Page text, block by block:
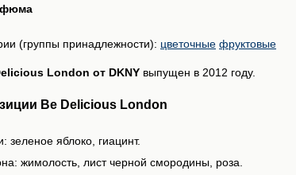
(группы принадлежности): цветочные фруктовые
London от DKNY выпущен в 2012 году.
Be Delicious London
зеленое яблоко, гиацинт.
жимолость, лист черной смородины, роза.